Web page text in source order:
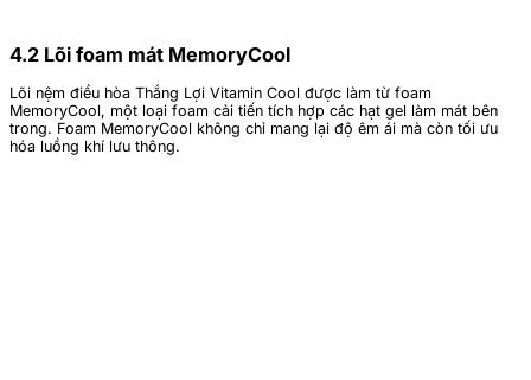
4.2 Lõi foam mát MemoryCool
Lõi nệm điều hòa Thắng Lợi Vitamin Cool được làm từ foam
MemoryCool, một loại foam cải tiến tích hợp các hạt gel làm mát bên
trong. Foam MemoryCool không chỉ mang lại độ êm ái mà còn tối ưu
hóa luồng khí lưu thông.